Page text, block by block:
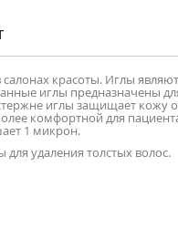
салонах красоты. Иглы
иглы предназначены
иглы защищает кожу
комфортной для
1 микрон.
удаления толстых волос.